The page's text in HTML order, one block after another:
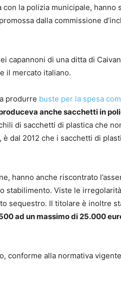
la polizia municipale, hanno
dalla commissione
capannoni di una ditta di
il mercato italiano.
produrre buste per la spesa
anche sacchetti in
di sacchetti di plastica che
dal 2012 che i sacchetti di
hanno anche riscontrato
stabilimento. Viste le
sequestro. Il titolare è inoltre
ad un massimo di 25.000
conforme alla normativa